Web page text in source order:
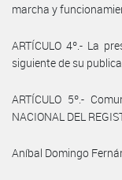
marcha y
ARTÍCULO 4º.- La
siguiente de su
ARTÍCULO 5º.-
NACIONAL DEL
Aníbal Domingo